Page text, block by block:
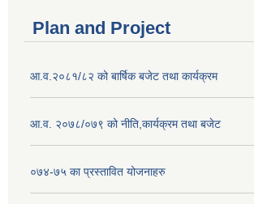
Plan and Project
आ.व.२०८१/८२ को बार्षिक बजेट तथा कार्यक्रम
आ.व. २०७८/०७९ को नीति,कार्यक्रम तथा बजेट
०७४-७५ का प्रस्तावित योजनाहरु